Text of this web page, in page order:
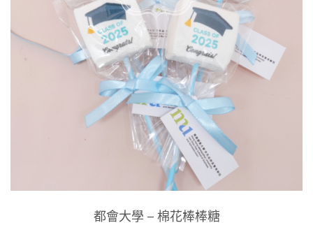
都會大學 – 棉花棒棒糖